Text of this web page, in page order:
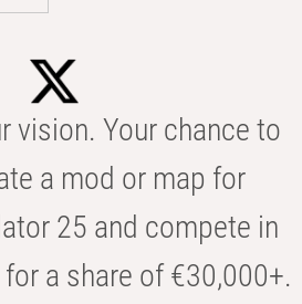
vision. Your chance to
a mod or map for
25 and compete in
a share of €30,000+.